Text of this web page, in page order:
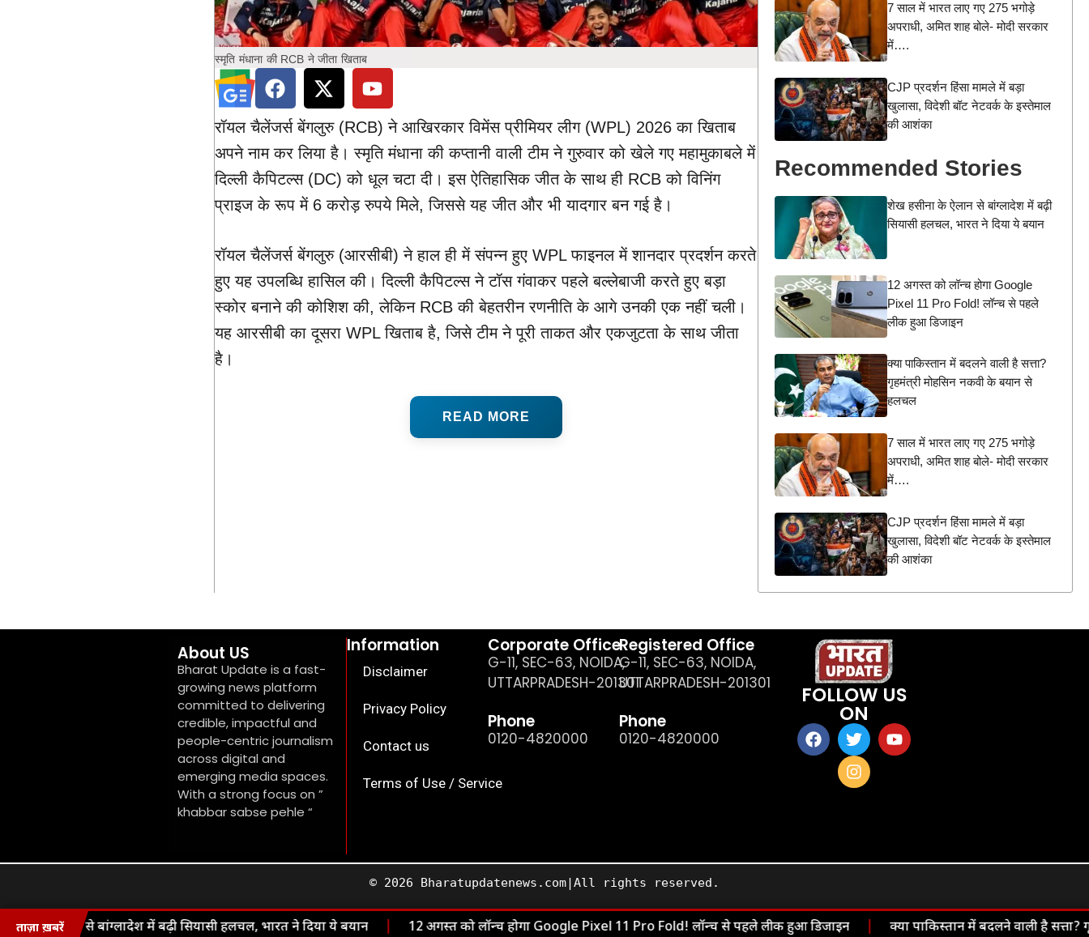
ताज़ा ख़बरें
के ऐलान से बांग्लादेश में बढ़ी सियासी हलचल, भारत ने दिया ये बयान 12 अगस्त को लॉन्च होगा Google Pixel 11 Pro Fold! लॉन्च से पहले लीक हुआ डिजाइन क्या पाकिस्तान में बदलने वाली है सत्ता?
स्मृति मंधाना की RCB ने जीता खिताब
रॉयल चैलेंजर्स बेंगलुरु (RCB) ने आखिरकार विमेंस प्रीमियर लीग (WPL) 2026 का खिताब
अपने नाम कर लिया है। स्मृति मंधाना की कप्तानी वाली टीम ने गुरुवार को खेले गए महामुकाबले में
दिल्ली कैपिटल्स (DC) को धूल चटा दी। इस ऐतिहासिक जीत के साथ ही RCB को विनिंग
प्राइज के रूप में 6 करोड़ रुपये मिले, जिससे यह जीत और भी यादगार बन गई है।
रॉयल चैलेंजर्स बेंगलुरु (आरसीबी) ने हाल ही में संपन्न हुए WPL फाइनल में शानदार प्रदर्शन करते
हुए यह उपलब्धि हासिल की। दिल्ली कैपिटल्स ने टॉस गंवाकर पहले बल्लेबाजी करते हुए बड़ा
स्कोर बनाने की कोशिश की, लेकिन RCB की बेहतरीन रणनीति के आगे उनकी एक नहीं चली।
यह आरसीबी का दूसरा WPL खिताब है, जिसे टीम ने पूरी ताकत और एकजुटता के साथ जीता
है।
READ MORE
7 साल में भारत लाए गए 275 भगोड़े
अपराधी, अमित शाह बोले- मोदी सरकार
में….
CJP प्रदर्शन हिंसा मामले में बड़ा
खुलासा, विदेशी बॉट नेटवर्क के इस्तेमाल
की आशंका
Recommended Stories
शेख हसीना के ऐलान से बांग्लादेश में बढ़ी
सियासी हलचल, भारत ने दिया ये बयान
12 अगस्त को लॉन्च होगा Google
Pixel 11 Pro Fold! लॉन्च से पहले
लीक हुआ डिजाइन
क्या पाकिस्तान में बदलने वाली है सत्ता?
गृहमंत्री मोहसिन नकवी के बयान से
हलचल
7 साल में भारत लाए गए 275 भगोड़े
अपराधी, अमित शाह बोले- मोदी सरकार
में….
CJP प्रदर्शन हिंसा मामले में बड़ा
खुलासा, विदेशी बॉट नेटवर्क के इस्तेमाल
की आशंका
About US
Bharat Update is a fast-
growing news platform
committed to delivering
credible, impactful and
people-centric journalism
across digital and
emerging media spaces.
With a strong focus on ”
khabbar sabse pehle “
Information
Disclaimer
Privacy Policy
Contact us
Terms of Use / Service
Corporate Office
G-11, SEC-63, NOIDA,
UTTARPRADESH-201301
Phone
0120-4820000
Registered Office
G-11, SEC-63, NOIDA,
UTTARPRADESH-201301
Phone
0120-4820000
FOLLOW US
ON
© 2026 Bharatupdatenews.com|All rights reserved.